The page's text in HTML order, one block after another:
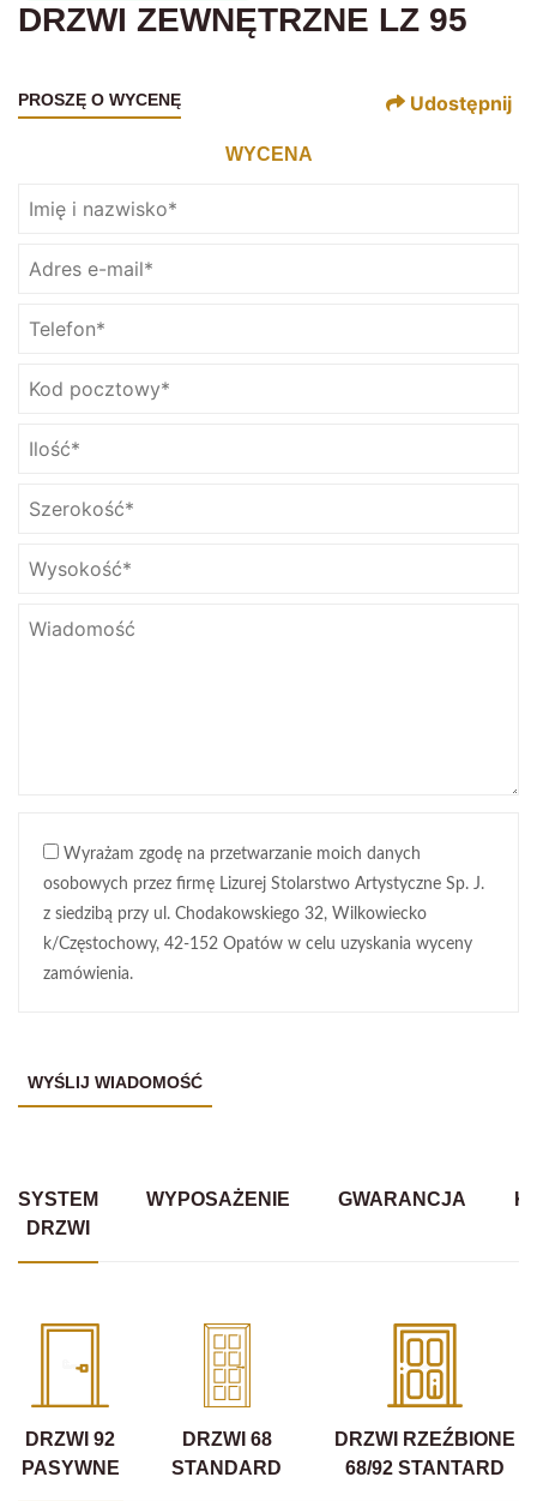
DRZWI ZEWNĘTRZNE LZ 95
PROSZĘ O WYCENĘ Udostępnij
WYCENA
Wyrażam zgodę na przetwarzanie moich danych
osobowych przez firmę Lizurej Stolarstwo Artystyczne Sp. J.
z siedzibą przy ul. Chodakowskiego 32, Wilkowiecko
k/Częstochowy, 42-152 Opatów w celu uzyskania wyceny
zamówienia.
SYSTEM
DRZWI
WYPOSAŻENIE GWARANCJA
DRZWI 92
PASYWNE
DRZWI 68
STANDARD
DRZWI RZEŹBIONE
68/92 STANTARD